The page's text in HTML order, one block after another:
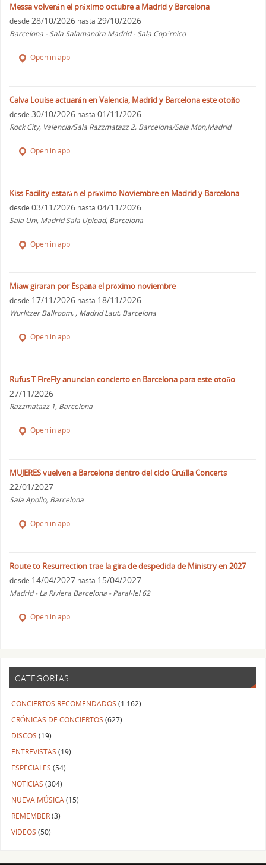
Messa volverán el próximo octubre a Madrid y Barcelona
desde 28/10/2026 hasta 29/10/2026
Barcelona - Sala Salamandra Madrid - Sala Copérnico
Open in app
Calva Louise actuarán en Valencia, Madrid y Barcelona este otoño
desde 30/10/2026 hasta 01/11/2026
Rock City, Valencia/Sala Razzmatazz 2, Barcelona/Sala Mon,Madrid
Open in app
Kiss Facility estarán el próximo Noviembre en Madrid y Barcelona
desde 03/11/2026 hasta 04/11/2026
Sala Uni, Madrid Sala Upload, Barcelona
Open in app
Miaw giraran por España el próximo noviembre
desde 17/11/2026 hasta 18/11/2026
Wurlitzer Ballroom, , Madrid Laut, Barcelona
Open in app
Rufus T FireFly anuncian concierto en Barcelona para este otoño
27/11/2026
Razzmatazz 1, Barcelona
Open in app
MUJERES vuelven a Barcelona dentro del ciclo Cruïlla Concerts
22/01/2027
Sala Apollo, Barcelona
Open in app
Route to Resurrection trae la gira de despedida de Ministry en 2027
desde 14/04/2027 hasta 15/04/2027
Madrid - La Riviera Barcelona - Paral-lel 62
Open in app
CATEGORÍAS
CONCIERTOS RECOMENDADOS (1.162)
CRÓNICAS DE CONCIERTOS (627)
DISCOS (19)
ENTREVISTAS (19)
ESPECIALES (54)
NOTICIAS (304)
NUEVA MÚSICA (15)
REMEMBER(3)
VIDEOS (50)